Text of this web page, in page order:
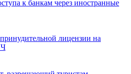
к банкам через иностранные
лицензии на